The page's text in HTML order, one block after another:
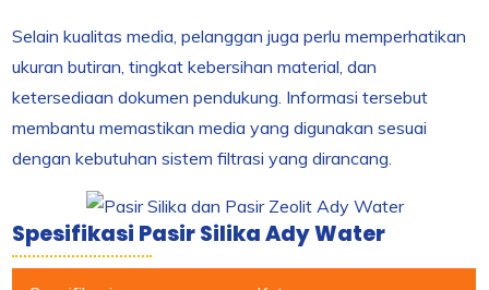
Selain kualitas media, pelanggan juga perlu memperhatikan
ukuran butiran, tingkat kebersihan material, dan
ketersediaan dokumen pendukung. Informasi tersebut
membantu memastikan media yang digunakan sesuai
dengan kebutuhan sistem filtrasi yang dirancang.
Spesifikasi Pasir Silika Ady Water